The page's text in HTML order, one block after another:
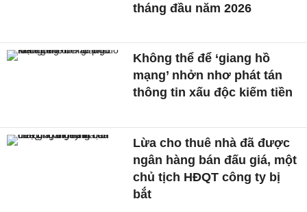
tháng đầu năm 2026
Không thể để ‘giang hồ
mạng’ nhởn nhơ phát tán
thông tin xấu độc kiếm tiền
Lừa cho thuê nhà đã được
ngân hàng bán đấu giá, một
chủ tịch HĐQT công ty bị
bắt